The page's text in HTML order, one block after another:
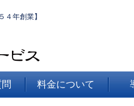
４年創業】
料金について